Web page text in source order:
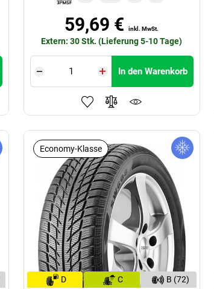
59,69 €inkl. MwSt.
Extern: 30 Stk. (Lieferung 5-10 Tage)
In den Warenkorb
Economy-Klasse
D C B (72)